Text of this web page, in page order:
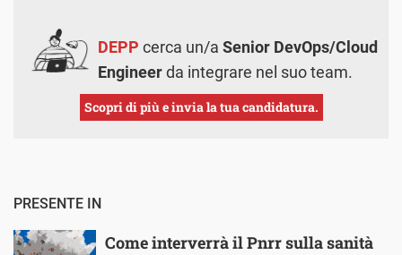
DEPP cerca un/a Senior DevOps/Cloud
Engineerda integrare nel suo team.
Scopri di più e invia la tua candidatura.
PRESENTE IN
Come interverrà il Pnrr sulla sanità